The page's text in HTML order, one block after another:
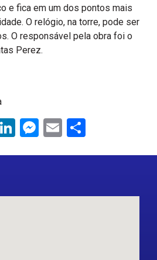
e fica em um dos pontos mais
O relógio, na torre, pode ser
O responsável pela obra foi o
Perez.
LinkedIn
Messenger
Email